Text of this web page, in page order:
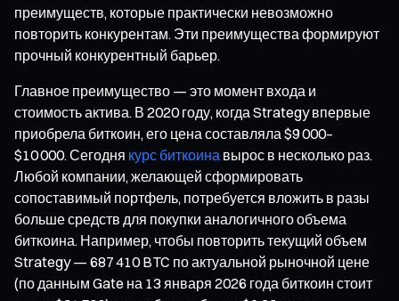
преимуществ, которые практически невозможно
повторить конкурентам. Эти преимущества формируют
прочный конкурентный барьер.
Главное преимущество — это момент входа и
стоимость актива. В 2020 году, когда Strategy впервые
приобрела биткоин, его цена составляла $9 000–
$10 000. Сегодня курс биткоина вырос в несколько раз.
Любой компании, желающей сформировать
сопоставимый портфель, потребуется вложить в разы
больше средств для покупки аналогичного объема
биткоина. Например, чтобы повторить текущий объем
Strategy — 687 410 BTC по актуальной рыночной цене
(по данным Gate на 13 января 2026 года биткоин стоит